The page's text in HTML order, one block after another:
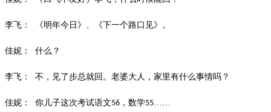
李飞： 《明年今日》、《下一个路口见》。
佳妮： 什么？
李飞： 不，见了步总就回。老婆大人，家里有什么事情吗？
佳妮： 你儿子这次考试语文56 ，数学55